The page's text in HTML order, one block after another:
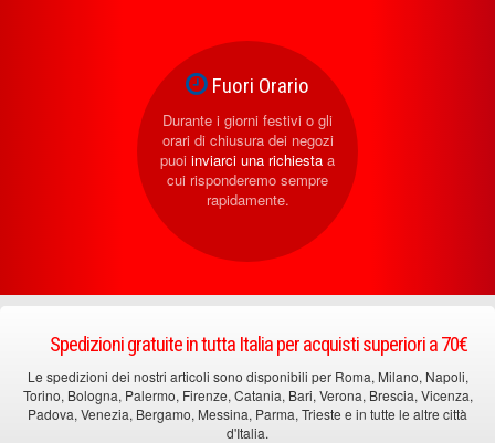
Fuori Orario
Durante i giorni festivi o gli
orari di chiusura dei negozi
puoi inviarci una richiesta a
cui risponderemo sempre
rapidamente.
Spedizioni gratuite in tutta Italia per acquisti superiori a 70€
Le spedizioni dei nostri articoli sono disponibili per Roma, Milano, Napoli,
Torino, Bologna, Palermo, Firenze, Catania, Bari, Verona, Brescia, Vicenza,
Padova, Venezia, Bergamo, Messina, Parma, Trieste e in tutte le altre città
d'Italia.